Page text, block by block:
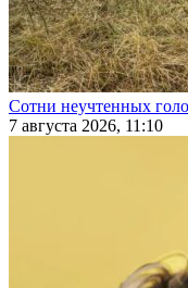
Сотни неучтенных
7 августа 2026, 11:10